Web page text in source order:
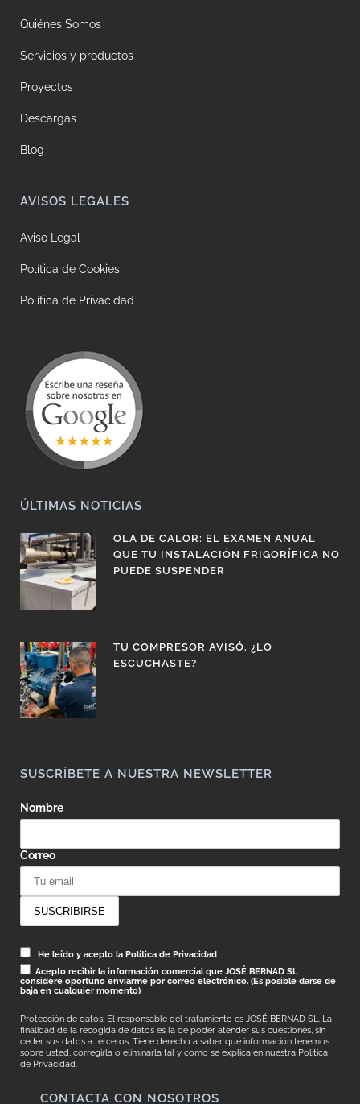
Quiénes Somos
Servicios y productos
Proyectos
Descargas
Blog
AVISOS LEGALES
Aviso Legal
Política de Cookies
Política de Privacidad
ÚLTIMAS NOTICIAS
OLA DE CALOR: EL EXAMEN ANUAL
QUE TU INSTALACIÓN FRIGORÍFICA NO
PUEDE SUSPENDER
TU COMPRESOR AVISÓ. ¿LO
ESCUCHASTE?
SUSCRÍBETE A NUESTRA NEWSLETTER
Nombre
Correo
He leído y acepto la Política de Privacidad
Acepto recibir la información comercial que JOSÉ BERNAD SL
considere oportuno enviarme por correo electrónico. (Es posible darse de
baja en cualquier momento)
Protección de datos: El responsable del tratamiento es JOSÉ BERNAD SL. La
finalidad de la recogida de datos es la de poder atender sus cuestiones, sin
ceder sus datos a terceros. Tiene derecho a saber qué información tenemos
sobre usted, corregirla o eliminarla tal y como se explica en nuestra Política
de Privacidad.
CONTACTA CON NOSOTROS